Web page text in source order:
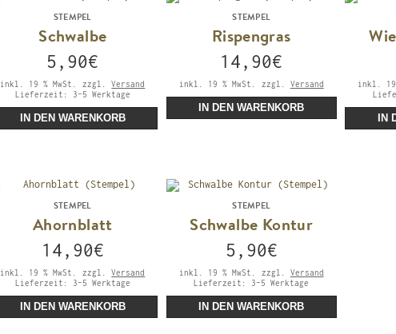
STEMPEL
Schwalbe
5,90€
inkl. 19 % MwSt. zzgl.Versand
Lieferzeit: 3-5 Werktage
IN DEN WARENKORB
STEMPEL
Rispengras
14,90€
inkl. 19 % MwSt. zzgl. Versand
IN DEN WARENKORB
inkl. 19
IN
STEMPEL
Ahornblatt
14,90€
inkl. 19 % MwSt. zzgl.Versand
Lieferzeit: 3-5 Werktage
IN DEN WARENKORB
STEMPEL
Schwalbe Kontur
5,90€
inkl. 19 % MwSt. zzgl. Versand
Lieferzeit: 3-5 Werktage
IN DEN WARENKORB